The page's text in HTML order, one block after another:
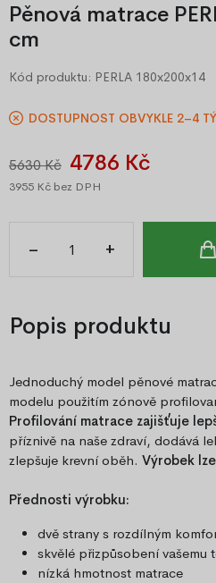
Pěnová matrace
cm
Kód produktu: PERLA 180x200x14
DOSTUPNOST OBVYKLE 2–4
5630 Kč 4786 Kč
3955 Kč bez DPH
– +
Popis produktu
Jednoduchý model pěnové
modelu použitím zónově
Profilování matrace zajišťuje
příznivě na naše zdraví, dodává
zlepšuje krevní oběh. Výrobek
Přednosti výrobku:
dvě strany s rozdílným
skvělé přizpůsobení vašemu
nízká hmotnost matrace